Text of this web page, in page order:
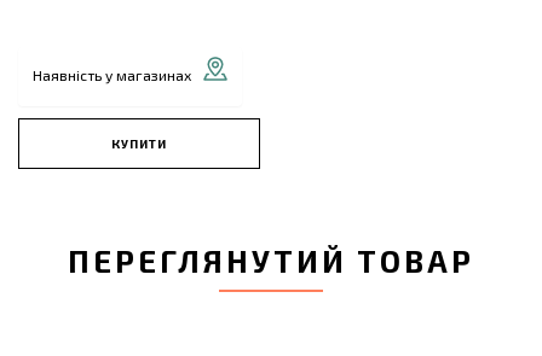
Наявність у магазинах
КУПИТИ
ПЕРЕГЛЯНУТИЙ ТОВАР